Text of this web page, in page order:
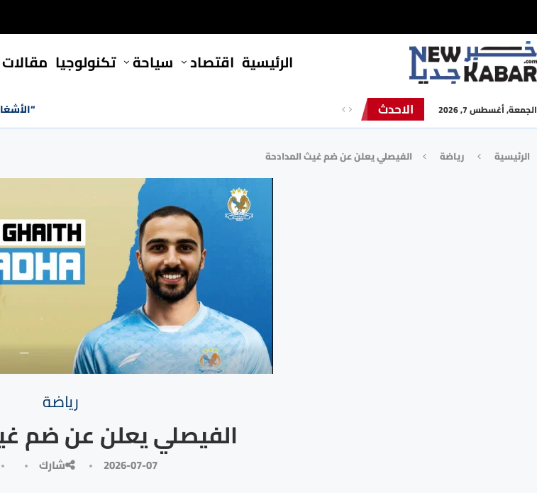
الرئيسية ⁠اقتصاد سياحة تكنولوجيا مقالات
الجمعة, أغسطس 7, 2026 الاحدث
الرئيسية رياضة الفيصلي يعلن عن ضم غيث المدادحة
رياضة
الفيصلي يعلن عن ضم
2026-07-07 شارك